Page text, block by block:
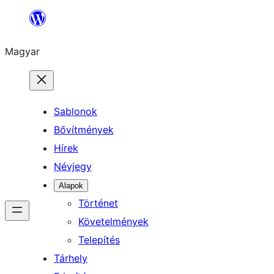
Ugrás
tartalomhoz
Magyar
Sablonok
Bővítmények
Hírek
Névjegy
Alapok
Történet
Követelmények
Telepítés
Tárhely